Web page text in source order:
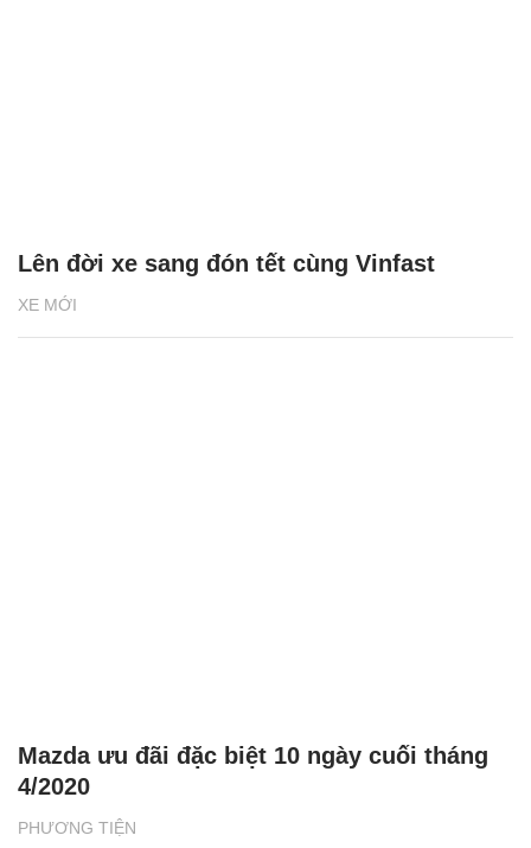
XE MỚI
Lên đời xe sang đón tết cùng Vinfast
PHƯƠNG TIỆN
Mazda ưu đãi đặc biệt 10 ngày cuối tháng
4/2020